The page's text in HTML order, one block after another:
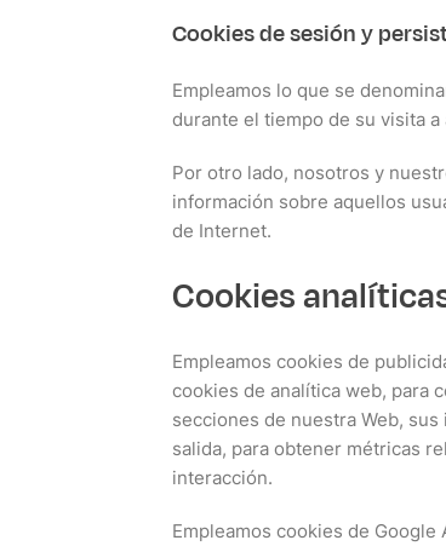
Cookies de sesión y
Empleamos lo que se
durante el tiempo de su visita
Por otro lado, nosotros y
información sobre aquellos
de Internet.
Cookies
Empleamos cookies de
cookies de analítica web, para
secciones de nuestra Web,
salida, para obtener métricas
interacción.
Empleamos cookies de